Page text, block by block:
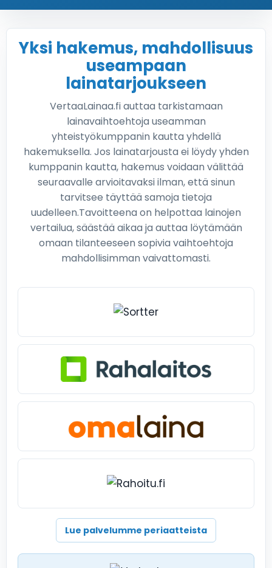
Yksi hakemus, mahdollisuus
useampaan
lainatarjoukseen
VertaaLainaa.fi auttaa tarkistamaan
lainavaihtoehtoja useamman
yhteistyökumppanin kautta yhdellä
hakemuksella. Jos lainatarjousta ei löydy yhden
kumppanin kautta, hakemus voidaan välittää
seuraavalle arvioitavaksi ilman, että sinun
tarvitsee täyttää samoja tietoja
uudelleen.Tavoitteena on helpottaa lainojen
vertailua, säästää aikaa ja auttaa löytämään
omaan tilanteeseen sopivia vaihtoehtoja
mahdollisimman vaivattomasti.
Lue palvelumme periaatteista